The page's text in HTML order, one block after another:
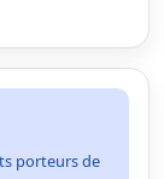
porteurs de